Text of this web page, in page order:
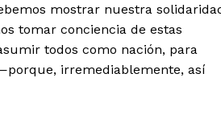
mostrar nuestra
tomar conciencia de estas
todos como nación, para
irremediablemente, así